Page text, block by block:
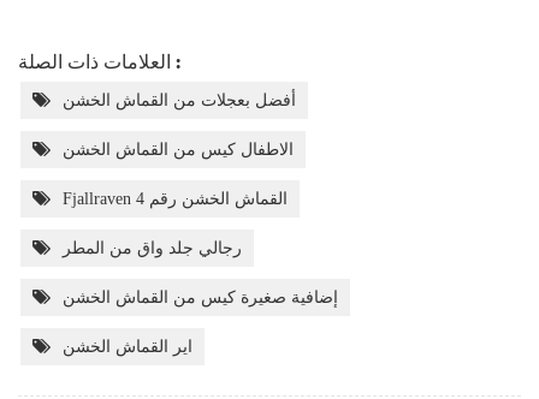
العلامات ذات الصلة :
أفضل بعجلات من القماش الخشن
الاطفال كيس من القماش الخشن
Fjallraven القماش الخشن رقم 4
رجالي جلد واق من المطر
إضافية صغيرة كيس من القماش الخشن
اير القماش الخشن